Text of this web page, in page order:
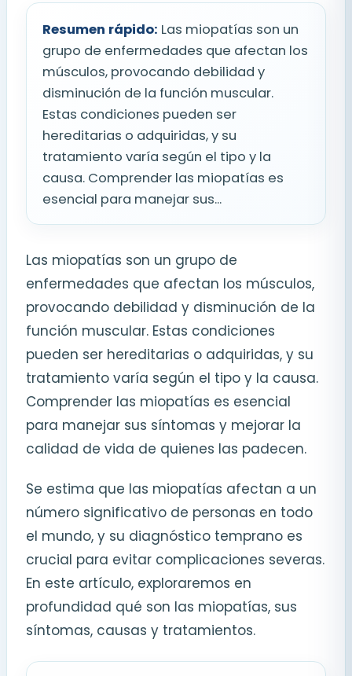
Resumen rápido: Las miopatías son un
grupo de enfermedades que afectan los
músculos, provocando debilidad y
disminución de la función muscular.
Estas condiciones pueden ser
hereditarias o adquiridas, y su
tratamiento varía según el tipo y la
causa. Comprender las miopatías es
esencial para manejar sus...
Las miopatías son un grupo de
enfermedades que afectan los músculos,
provocando debilidad y disminución de la
función muscular. Estas condiciones
pueden ser hereditarias o adquiridas, y su
tratamiento varía según el tipo y la causa.
Comprender las miopatías es esencial
para manejar sus síntomas y mejorar la
calidad de vida de quienes las padecen.
Se estima que las miopatías afectan a un
número significativo de personas en todo
el mundo, y su diagnóstico temprano es
crucial para evitar complicaciones severas.
En este artículo, exploraremos en
profundidad qué son las miopatías, sus
síntomas, causas y tratamientos.